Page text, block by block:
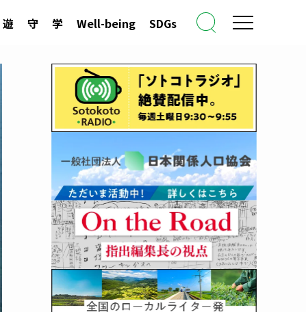
遊 守 学 Well-being SDGs